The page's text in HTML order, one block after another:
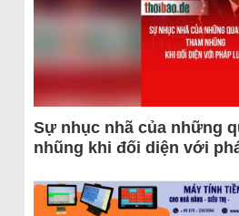
Sự nhục nhã của những
nhũng khi đối diện với